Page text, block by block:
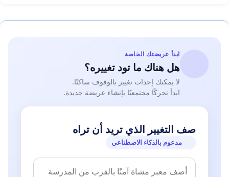
ابدأ عريضتك الخاصة
هل هناك ما تود تغييره؟
لا يمكنك إحداث تغيير بالوقوف ساكنًا.
ابدأ تحركًا مجتمعيًا بإنشاء عريضة جديدة.
صف التغيير الذي تريد أن تراه
مدعوم بالذكاء الاصطناعي